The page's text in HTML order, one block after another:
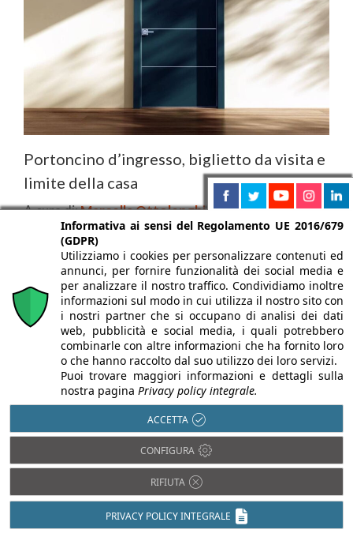
Portoncino d’ingresso, biglietto da visita e
limite della casa
A cura di:Marcella Ottolenghi
Punto sensibile, oltre che prima impressione, di una
abitazione, il portoncino d’ingresso va scelto per la
COMUNICATI
Informativa ai sensi del Regolamento UE 2016/679
(GDPR)
Utilizziamo i cookies per personalizzare contenuti ed
annunci, per fornire funzionalità dei social media e
per analizzare il nostro traffico. Condividiamo inoltre
informazioni sul modo in cui utilizza il nostro sito con
i nostri partner che si occupano di analisi dei dati
web, pubblicità e social media, i quali potrebbero
combinarle con altre informazioni che ha fornito loro
o che hanno raccolto dal suo utilizzo dei loro servizi.
Puoi trovare maggiori informazioni e dettagli sulla
nostra pagina Privacy policy integrale.
ACCETTA
CONFIGURA
RIFIUTA
PRIVACY POLICY INTEGRALE